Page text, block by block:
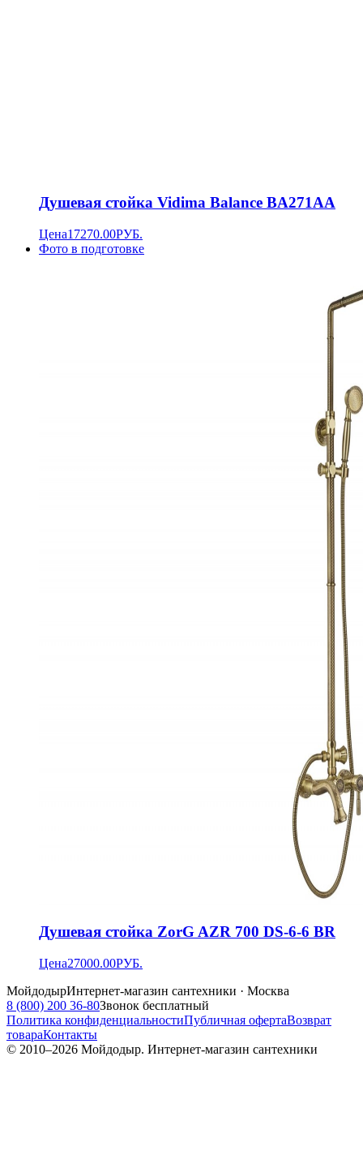
Душевая стойка Vidima Balance BA271AA
Цена17270.00РУБ.
Фото в подготовке
Душевая стойка ZorG AZR 700 DS-6-6 BR
Цена27000.00РУБ.
МойдодырИнтернет-магазин сантехники · Москва
8 (800) 200 36-80Звонок бесплатный
Политика конфиденциальностиПубличная офертаВозврат
товараКонтакты
© 2010–2026 Мойдодыр. Интернет-магазин сантехники